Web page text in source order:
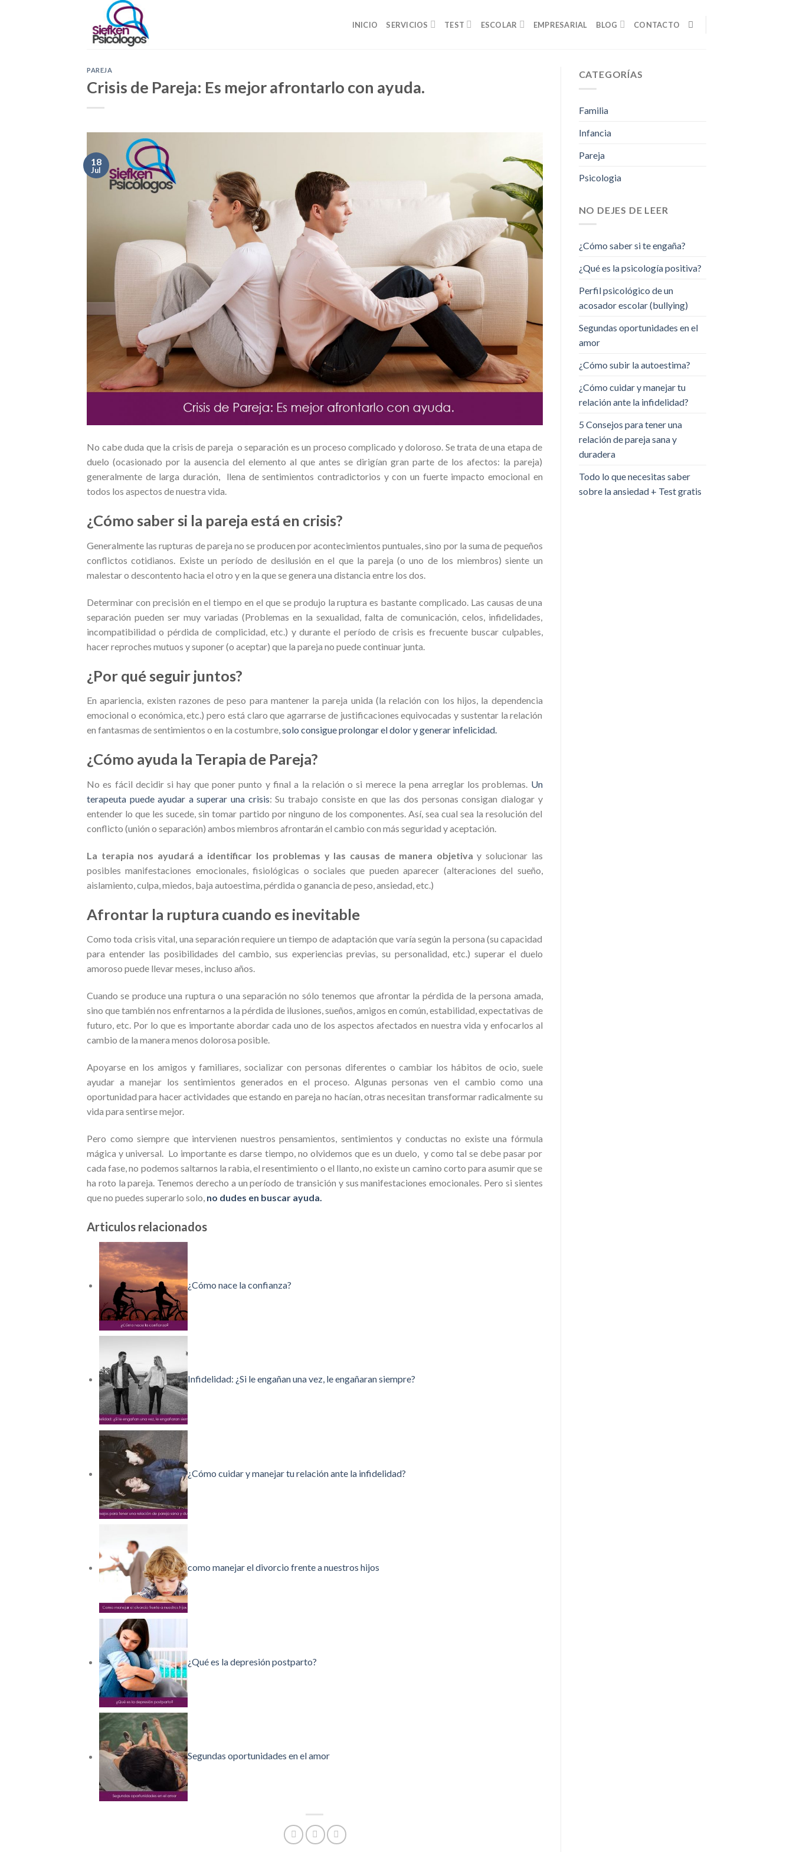
INICIO SERVICIOS TEST ESCOLAR EMPRESARIAL BLOG CONTACTO
PAREJA
Crisis de Pareja: Es mejor afrontarlo con ayuda.
18
Jul
No cabe duda que la crisis de pareja o separación es un proceso complicado y doloroso. Se trata de una etapa de
duelo (ocasionado por la ausencia del elemento al que antes se dirigían gran parte de los afectos: la pareja)
generalmente de larga duración, llena de sentimientos contradictorios y con un fuerte impacto emocional en
todos los aspectos de nuestra vida.
¿Cómo saber si la pareja está en crisis?
Generalmente las rupturas de pareja no se producen por acontecimientos puntuales, sino por la suma de pequeños
conflictos cotidianos. Existe un período de desilusión en el que la pareja (o uno de los miembros) siente un
malestar o descontento hacia el otro y en la que se genera una distancia entre los dos.
Determinar con precisión en el tiempo en el que se produjo la ruptura es bastante complicado. Las causas de una
separación pueden ser muy variadas (Problemas en la sexualidad, falta de comunicación, celos, infidelidades,
incompatibilidad o pérdida de complicidad, etc.) y durante el período de crisis es frecuente buscar culpables,
hacer reproches mutuos y suponer (o aceptar) que la pareja no puede continuar junta.
¿Por qué seguir juntos?
En apariencia, existen razones de peso para mantener la pareja unida (la relación con los hijos, la dependencia
emocional o económica, etc.) pero está claro que agarrarse de justificaciones equivocadas y sustentar la relación
en fantasmas de sentimientos o en la costumbre,solo consigue prolongar el dolor y generar infelicidad.
¿Cómo ayuda la Terapia de Pareja?
No es fácil decidir si hay que poner punto y final a la relación o si merece la pena arreglar los problemas. Un
terapeuta puede ayudar a superar una crisis: Su trabajo consiste en que las dos personas consigan dialogar y
entender lo que les sucede, sin tomar partido por ninguno de los componentes. Así, sea cual sea la resolución del
conflicto (unión o separación) ambos miembros afrontarán el cambio con más seguridad y aceptación.
La terapia nos ayudará a identificar los problemas y las causas de manera objetiva y solucionar las
posibles manifestaciones emocionales, fisiológicas o sociales que pueden aparecer (alteraciones del sueño,
aislamiento, culpa, miedos, baja autoestima, pérdida o ganancia de peso, ansiedad, etc.)
Afrontar la ruptura cuando es inevitable
Como toda crisis vital, una separación requiere un tiempo de adaptación que varía según la persona (su capacidad
para entender las posibilidades del cambio, sus experiencias previas, su personalidad, etc.) superar el duelo
amoroso puede llevar meses, incluso años.
Cuando se produce una ruptura o una separación no sólo tenemos que afrontar la pérdida de la persona amada,
sino que también nos enfrentarnos a la pérdida de ilusiones, sueños, amigos en común, estabilidad, expectativas de
futuro, etc. Por lo que es importante abordar cada uno de los aspectos afectados en nuestra vida y enfocarlos al
cambio de la manera menos dolorosa posible.
Apoyarse en los amigos y familiares, socializar con personas diferentes o cambiar los hábitos de ocio, suele
ayudar a manejar los sentimientos generados en el proceso. Algunas personas ven el cambio como una
oportunidad para hacer actividades que estando en pareja no hacían, otras necesitan transformar radicalmente su
vida para sentirse mejor.
Pero como siempre que intervienen nuestros pensamientos, sentimientos y conductas no existe una fórmula
mágica y universal. Lo importante es darse tiempo, no olvidemos que es un duelo, y como tal se debe pasar por
cada fase, no podemos saltarnos la rabia, el resentimiento o el llanto, no existe un camino corto para asumir que se
ha roto la pareja. Tenemos derecho a un período de transición y sus manifestaciones emocionales. Pero si sientes
que no puedes superarlo solo, no dudes en buscar ayuda.
Articulos relacionados
¿Cómo nace la confianza?
Infidelidad: ¿Si le engañan una vez, le engañaran siempre?
¿Cómo cuidar y manejar tu relación ante la infidelidad?
como manejar el divorcio frente a nuestros hijos
¿Qué es la depresión postparto?
Segundas oportunidades en el amor
CATEGORÍAS
Familia
Infancia
Pareja
Psicologia
NO DEJES DE LEER
¿Cómo saber si te engaña?
¿Qué es la psicología positiva?
Perfil psicológico de un
acosador escolar (bullying)
Segundas oportunidades en el
amor
¿Cómo subir la autoestima?
¿Cómo cuidar y manejar tu
relación ante la infidelidad?
5 Consejos para tener una
relación de pareja sana y
duradera
Todo lo que necesitas saber
sobre la ansiedad + Test gratis